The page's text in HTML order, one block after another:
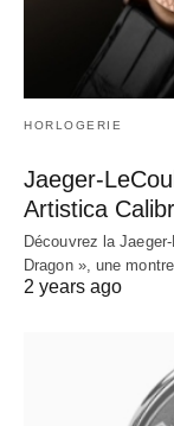
HORLOGERIE
Jaeger-
Artistica
Découvrez la
Dragon », une
2 years ago